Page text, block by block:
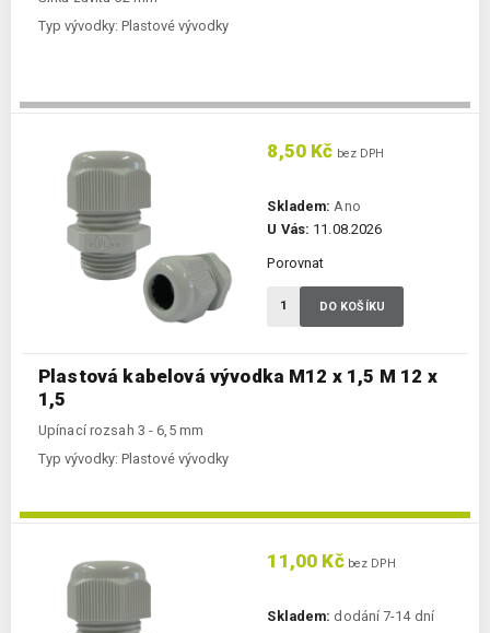
Typ vývodky: Plastové vývodky
Plastová kabelová vývodka M12 x 1,5 M 12 x
1,5
Upínací rozsah 3 - 6,5 mm
Typ vývodky: Plastové vývodky
8,50 Kč bez DPH
Skladem: Ano
U Vás: 11.08.2026
Porovnat
DO KOŠÍKU
11,00 Kčbez DPH
Skladem: dodání 7-14 dní